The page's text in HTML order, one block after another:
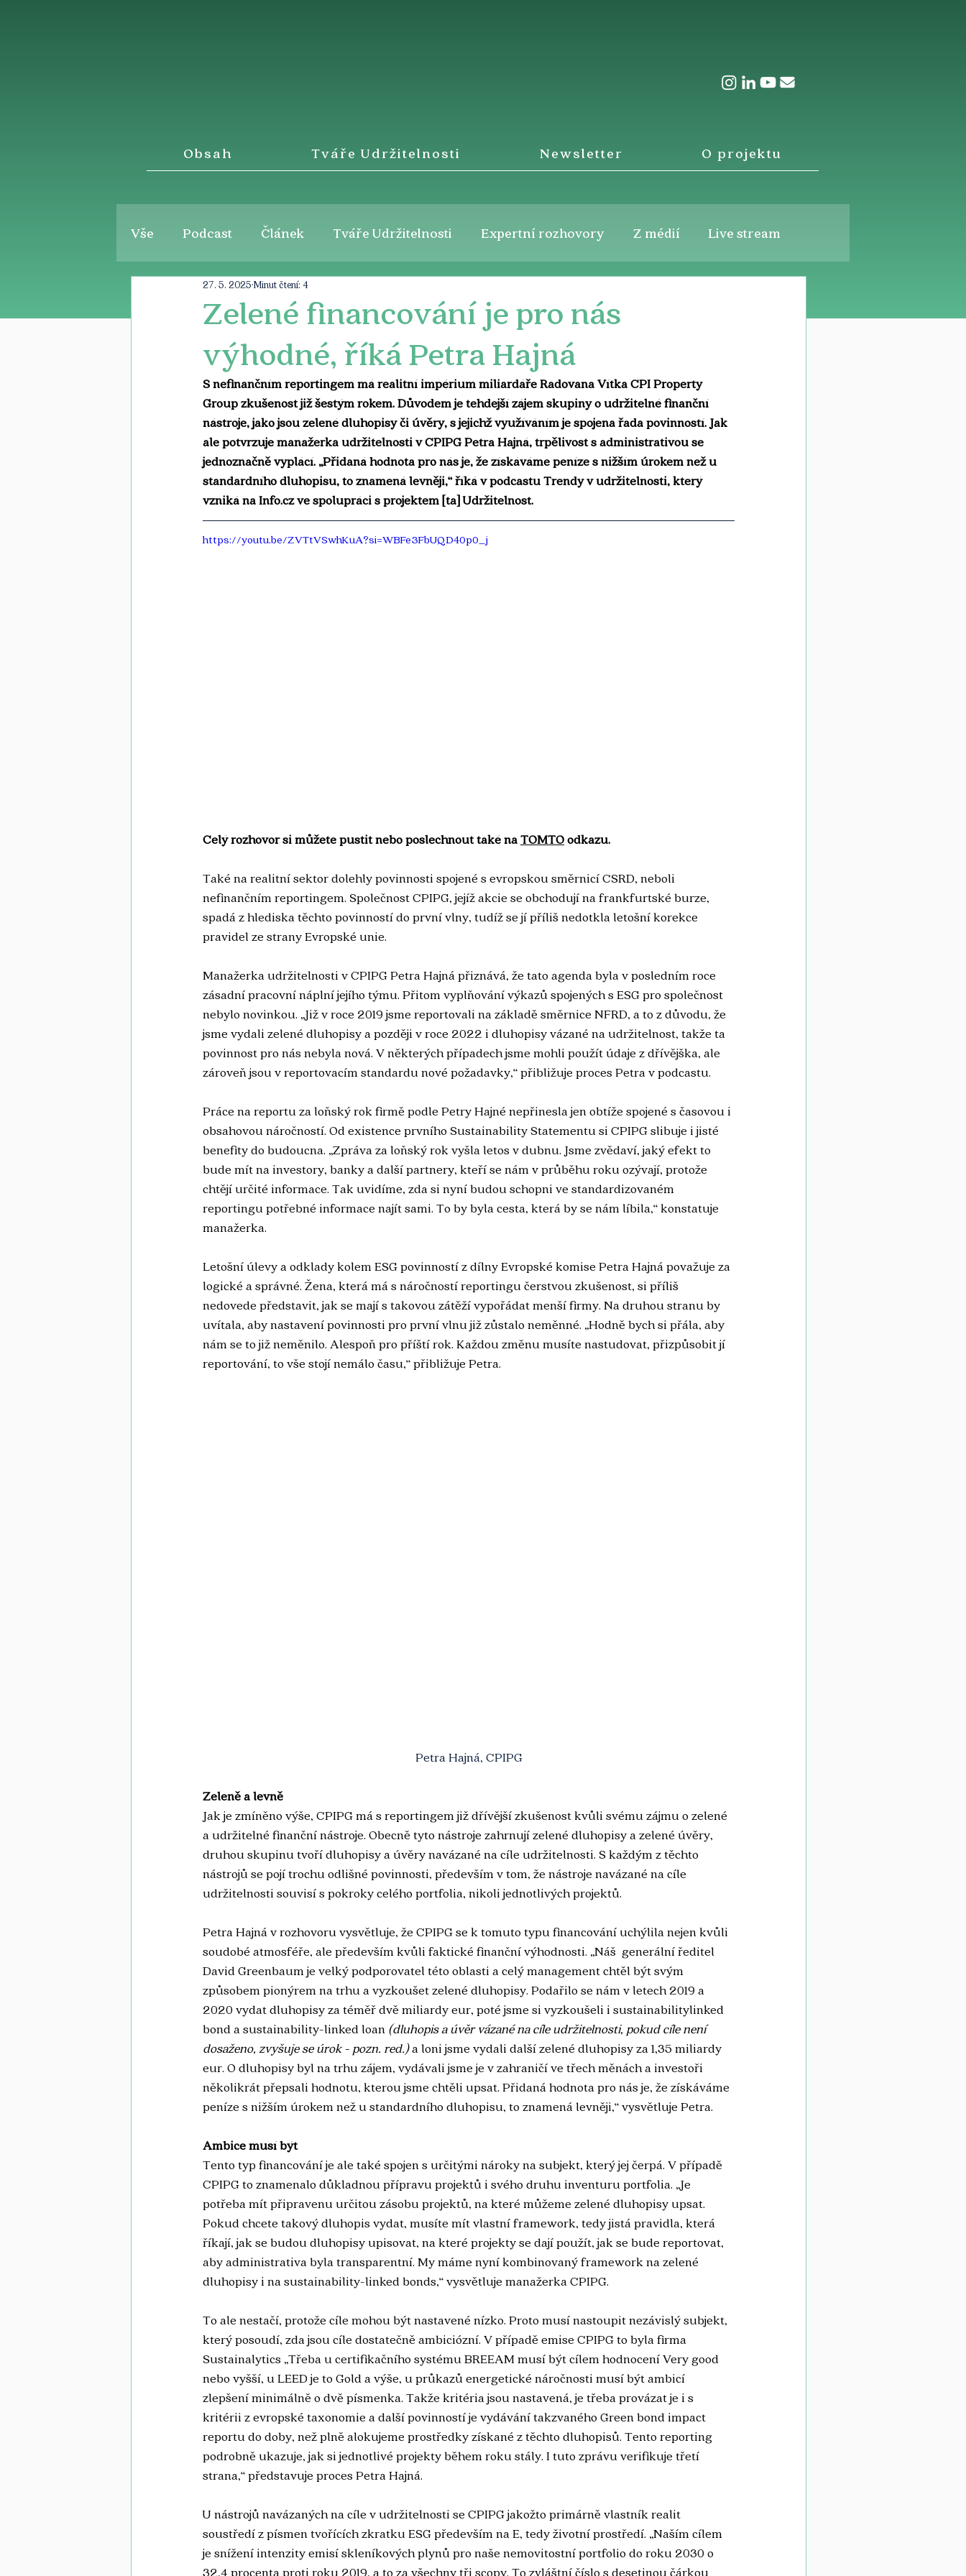
Obsah Tváře Udržitelnosti Newsletter O projektu
Vše Podcast Článek Tváře Udržitelnosti Expertní rozhovory Z médií Live stream
Zelené financování je pro nás
výhodné, říká Petra Hajná
27. 5. 2025 Minut čtení: 4
S nefinančním reportingem má realitní impérium miliardáře Radovana Vítka CPI Property
Group zkušenost již šestým rokem. Důvodem je tehdejší zájem skupiny o udržitelné finanční
nástroje, jako jsou zelené dluhopisy či úvěry, s jejichž využíváním je spojena řada povinností. Jak
ale potvrzuje manažerka udržitelnosti v CPIPG Petra Hajná, trpělivost s administrativou se
jednoznačně vyplácí. „Přidaná hodnota pro nás je, že získáváme peníze s nižším úrokem než u
standardního dluhopisu, to znamená levněji,“ říká v podcastu Trendy v udržitelnosti, který
vzniká na Info.cz ve spolupráci s projektem [ta] Udržitelnost.
https://youtu.be/ZVTtVSwhKuA?si=WBFe3FbUQD40p0_j
Celý rozhovor si můžete pustit nebo poslechnout také na TOMTO odkazu.
Také na realitní sektor dolehly povinnosti spojené s evropskou směrnicí CSRD, neboli
nefinančním reportingem. Společnost CPIPG, jejíž akcie se obchodují na frankfurtské burze,
spadá z hlediska těchto povinností do první vlny, tudíž se jí příliš nedotkla letošní korekce
pravidel ze strany Evropské unie.
Manažerka udržitelnosti v CPIPG Petra Hajná přiznává, že tato agenda byla v posledním roce
zásadní pracovní náplní jejího týmu. Přitom vyplňování výkazů spojených s ESG pro společnost
nebylo novinkou. „Již v roce 2019 jsme reportovali na základě směrnice NFRD, a to z důvodu, že
jsme vydali zelené dluhopisy a později v roce 2022 i dluhopisy vázané na udržitelnost, takže ta
povinnost pro nás nebyla nová. V některých případech jsme mohli použít údaje z dřívějška, ale
zároveň jsou v reportovacím standardu nové požadavky,“ přibližuje proces Petra v podcastu.
Práce na reportu za loňský rok firmě podle Petry Hajné nepřinesla jen obtíže spojené s časovou i
obsahovou náročností. Od existence prvního Sustainability Statementu si CPIPG slibuje i jisté
benefity do budoucna. „Zpráva za loňský rok vyšla letos v dubnu. Jsme zvědaví, jaký efekt to
bude mít na investory, banky a další partnery, kteří se nám v průběhu roku ozývají, protože
chtějí určité informace. Tak uvidíme, zda si nyní budou schopni ve standardizovaném
reportingu potřebné informace najít sami. To by byla cesta, která by se nám líbila,“ konstatuje
manažerka.
Letošní úlevy a odklady kolem ESG povinností z dílny Evropské komise Petra Hajná považuje za
logické a správné. Žena, která má s náročností reportingu čerstvou zkušenost, si příliš
nedovede představit, jak se mají s takovou zátěží vypořádat menší firmy. Na druhou stranu by
uvítala, aby nastavení povinnosti pro první vlnu již zůstalo neměnné. „Hodně bych si přála, aby
nám se to již neměnilo. Alespoň pro příští rok. Každou změnu musíte nastudovat, přizpůsobit jí
reportování, to vše stojí nemálo času,“ přibližuje Petra.
Petra Hajná, CPIPG
Zeleně a levně
Jak je zmíněno výše, CPIPG má s reportingem již dřívější zkušenost kvůli svému zájmu o zelené
a udržitelné finanční nástroje. Obecně tyto nástroje zahrnují zelené dluhopisy a zelené úvěry,
druhou skupinu tvoří dluhopisy a úvěry navázané na cíle udržitelnosti. S každým z těchto
nástrojů se pojí trochu odlišné povinnosti, především v tom, že nástroje navázané na cíle
udržitelnosti souvisí s pokroky celého portfolia, nikoli jednotlivých projektů.
Petra Hajná v rozhovoru vysvětluje, že CPIPG se k tomuto typu financování uchýlila nejen kvůli
soudobé atmosféře, ale především kvůli faktické finanční výhodnosti. „Náš  generální ředitel
David Greenbaum je velký podporovatel této oblasti a celý management chtěl být svým
způsobem pionýrem na trhu a vyzkoušet zelené dluhopisy. Podařilo se nám v letech 2019 a
2020 vydat dluhopisy za téměř dvě miliardy eur, poté jsme si vyzkoušeli i sustainabilitylinked
bond a sustainability-linked loan (dluhopis a úvěr vázané na cíle udržitelnosti, pokud cíle není
dosaženo, zvyšuje se úrok - pozn. red.) a loni jsme vydali další zelené dluhopisy za 1,35 miliardy
eur. O dluhopisy byl na trhu zájem, vydávali jsme je v zahraničí ve třech měnách a investoři
několikrát přepsali hodnotu, kterou jsme chtěli upsat. Přidaná hodnota pro nás je, že získáváme
peníze s nižším úrokem než u standardního dluhopisu, to znamená levněji,“ vysvětluje Petra.
Ambice musí být
Tento typ financování je ale také spojen s určitými nároky na subjekt, který jej čerpá. V případě
CPIPG to znamenalo důkladnou přípravu projektů i svého druhu inventuru portfolia. „Je
potřeba mít připravenu určitou zásobu projektů, na které můžeme zelené dluhopisy upsat.
Pokud chcete takový dluhopis vydat, musíte mít vlastní framework, tedy jistá pravidla, která
říkají, jak se budou dluhopisy upisovat, na které projekty se dají použít, jak se bude reportovat,
aby administrativa byla transparentní. My máme nyní kombinovaný framework na zelené
dluhopisy i na sustainability-linked bonds,“ vysvětluje manažerka CPIPG.
To ale nestačí, protože cíle mohou být nastavené nízko. Proto musí nastoupit nezávislý subjekt,
který posoudí, zda jsou cíle dostatečně ambiciózní. V případě emise CPIPG to byla firma
Sustainalytics „Třeba u certifikačního systému BREEAM musí být cílem hodnocení Very good
nebo vyšší, u LEED je to Gold a výše, u průkazů energetické náročnosti musí být ambicí
zlepšení minimálně o dvě písmenka. Takže kritéria jsou nastavená, je třeba provázat je i s
kritérii z evropské taxonomie a další povinností je vydávání takzvaného Green bond impact
reportu do doby, než plně alokujeme prostředky získané z těchto dluhopisů. Tento reporting
podrobně ukazuje, jak si jednotlivé projekty během roku stály. I tuto zprávu verifikuje třetí
strana,“ představuje proces Petra Hajná.
U nástrojů navázaných na cíle v udržitelnosti se CPIPG jakožto primárně vlastník realit
soustředí z písmen tvořících zkratku ESG především na E, tedy životní prostředí. „Naším cílem
je snížení intenzity emisí skleníkových plynů pro naše nemovitostní portfolio do roku 2030 o
32,4 procenta proti roku 2019, a to za všechny tři scopy. To zvláštní číslo s desetinou čárkou